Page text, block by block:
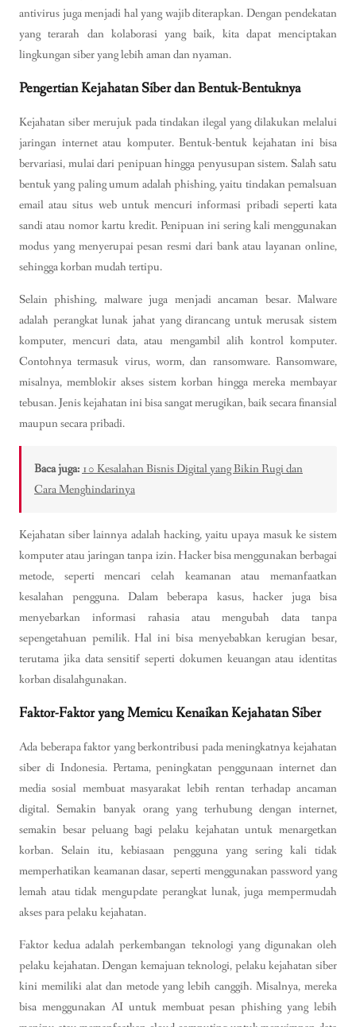
antivirus juga menjadi hal yang wajib diterapkan. Dengan pendekatan
yang terarah dan kolaborasi yang baik, kita dapat menciptakan
lingkungan siber yang lebih aman dan nyaman.
Pengertian Kejahatan Siber dan Bentuk-Bentuknya
Kejahatan siber merujuk pada tindakan ilegal yang dilakukan melalui
jaringan internet atau komputer. Bentuk-bentuk kejahatan ini bisa
bervariasi, mulai dari penipuan hingga penyusupan sistem. Salah satu
bentuk yang paling umum adalah phishing, yaitu tindakan pemalsuan
email atau situs web untuk mencuri informasi pribadi seperti kata
sandi atau nomor kartu kredit. Penipuan ini sering kali menggunakan
modus yang menyerupai pesan resmi dari bank atau layanan online,
sehingga korban mudah tertipu.
Selain phishing, malware juga menjadi ancaman besar. Malware
adalah perangkat lunak jahat yang dirancang untuk merusak sistem
komputer, mencuri data, atau mengambil alih kontrol komputer.
Contohnya termasuk virus, worm, dan ransomware. Ransomware,
misalnya, memblokir akses sistem korban hingga mereka membayar
tebusan. Jenis kejahatan ini bisa sangat merugikan, baik secara finansial
maupun secara pribadi.
Baca juga:10 Kesalahan Bisnis Digital yang Bikin Rugi dan
Cara Menghindarinya
Kejahatan siber lainnya adalah hacking, yaitu upaya masuk ke sistem
komputer atau jaringan tanpa izin. Hacker bisa menggunakan berbagai
metode, seperti mencari celah keamanan atau memanfaatkan
kesalahan pengguna. Dalam beberapa kasus, hacker juga bisa
menyebarkan informasi rahasia atau mengubah data tanpa
sepengetahuan pemilik. Hal ini bisa menyebabkan kerugian besar,
terutama jika data sensitif seperti dokumen keuangan atau identitas
korban disalahgunakan.
Faktor-Faktor yang Memicu Kenaikan Kejahatan Siber
Ada beberapa faktor yang berkontribusi pada meningkatnya kejahatan
siber di Indonesia. Pertama, peningkatan penggunaan internet dan
media sosial membuat masyarakat lebih rentan terhadap ancaman
digital. Semakin banyak orang yang terhubung dengan internet,
semakin besar peluang bagi pelaku kejahatan untuk menargetkan
korban. Selain itu, kebiasaan pengguna yang sering kali tidak
memperhatikan keamanan dasar, seperti menggunakan password yang
lemah atau tidak mengupdate perangkat lunak, juga mempermudah
akses para pelaku kejahatan.
Faktor kedua adalah perkembangan teknologi yang digunakan oleh
pelaku kejahatan. Dengan kemajuan teknologi, pelaku kejahatan siber
kini memiliki alat dan metode yang lebih canggih. Misalnya, mereka
bisa menggunakan AI untuk membuat pesan phishing yang lebih